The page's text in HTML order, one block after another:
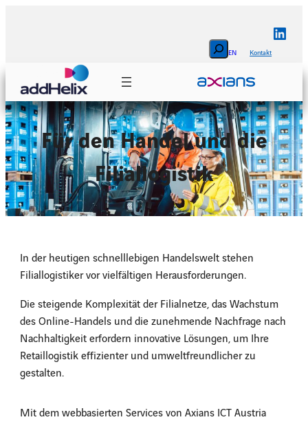
Search
EN
Kontakt
Für den Handel und die
Filiallogistik
In der heutigen schnelllebigen Handelswelt stehen
Filiallogistiker vor vielfältigen Herausforderungen.
Die steigende Komplexität der Filialnetze, das Wachstum
des Online-Handels und die zunehmende Nachfrage nach
Nachhaltigkeit erfordern innovative Lösungen, um Ihre
Retaillogistik effizienter und umweltfreundlicher zu
gestalten.
Mit dem webbasierten Services von Axians ICT Austria